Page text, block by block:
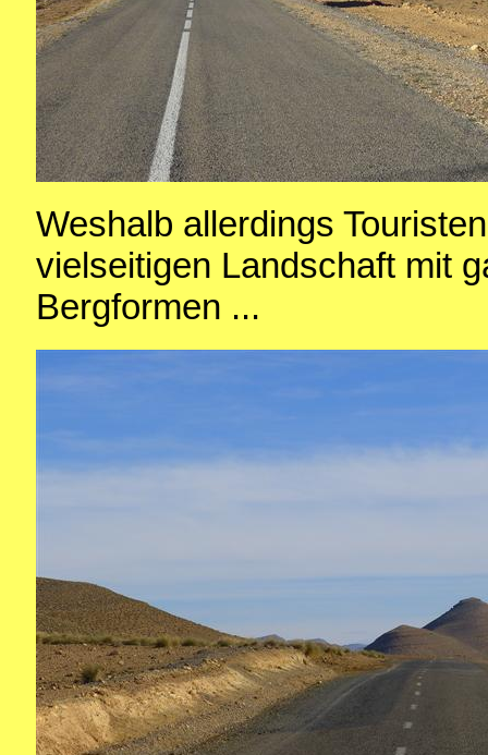
Weshalb allerdings
vielseitigen Landschaft mit
Bergformen ...